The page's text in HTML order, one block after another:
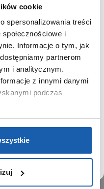
cookie
spersonalizowania treści
i
Informacje o tym, jak
partnerom
i analitycznym.
z innymi danymi
podczas
celach analitycznych,
w tym aby analizować
jej działanie oraz
preferencje.